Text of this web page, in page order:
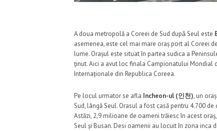
A doua metropolă a Coreei de Sud dupǎ Seul este
asemenea, este cel mai mare oraș port al Coreei
lume. Orașul este situat în partea sudica a
ținut. Aici a avut loc finala Campionatului
Internaționale din Republica Coreea.
Pe locul urmator se afla Incheon-ul (인천), un
Sud, lângă Seul. Orasul a fost casă pentru 4.700
Astăzi, 2,9 milioane de oameni trăiesc în acest
Seul și Busan. Desi oamenii au locuit în zona inca